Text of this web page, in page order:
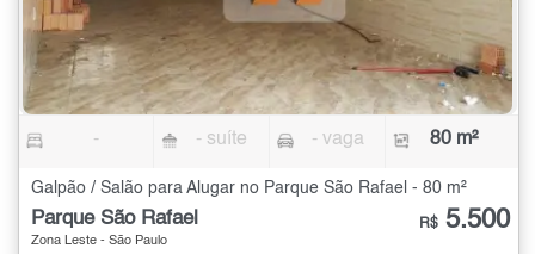
- - suíte - vaga 80 m²
Galpão / Salão para Alugar no Parque São Rafael - 80 m²
Parque São Rafael
Zona Leste - São Paulo
R$ 5.500